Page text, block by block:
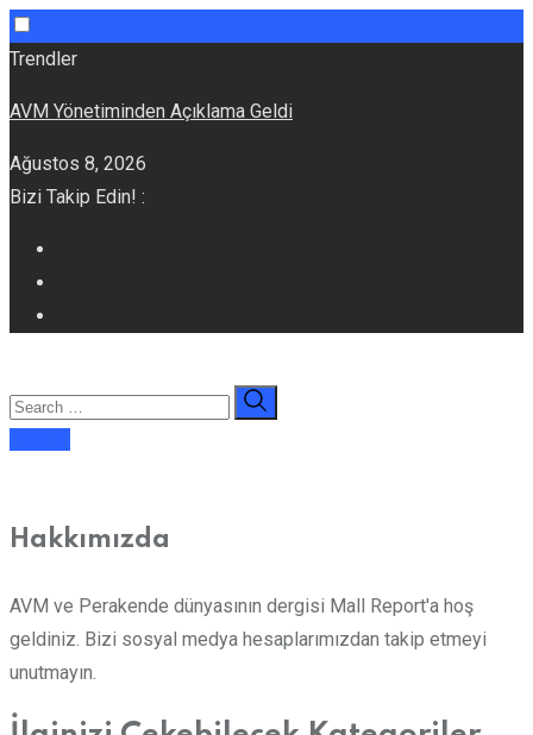
Skip
content
Trendler
AVM Yönetiminden Açıklama Geldi
Ağustos 8, 2026
Bizi Takip Edin! :
Hakkımızda
AVM ve Perakende dünyasının dergisi Mall Report'a hoş
geldiniz. Bizi sosyal medya hesaplarımızdan takip etmeyi
unutmayın.